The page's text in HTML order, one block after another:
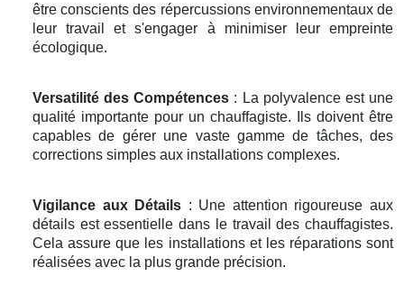
être conscients des répercussions environnementaux de
leur travail et s'engager à minimiser leur empreinte
écologique.
Versatilité des Compétences : La polyvalence est une
qualité importante pour un chauffagiste. Ils doivent être
capables de gérer une vaste gamme de tâches, des
corrections simples aux installations complexes.
Vigilance aux Détails : Une attention rigoureuse aux
détails est essentielle dans le travail des chauffagistes.
Cela assure que les installations et les réparations sont
réalisées avec la plus grande précision.